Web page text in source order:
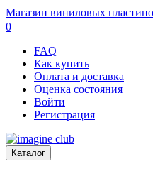
Магазин виниловых
0
FAQ
Как купить
Оплата и доставка
Оценка состояния
Войти
Регистрация
Каталог